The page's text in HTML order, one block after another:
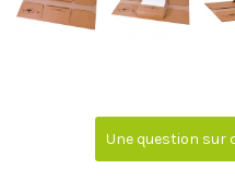
Une question sur